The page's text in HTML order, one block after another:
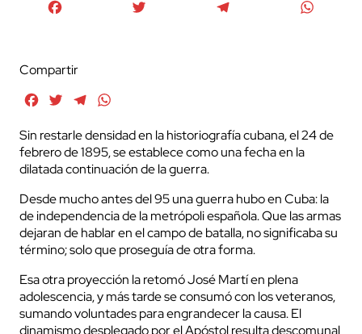
Compartir
FacebookTwitterTelegram
Sin restarle densidad en la historiografía cubana, el 24 de
febrero de 1895, se establece como una fecha en la
dilatada continuación de la guerra.
Desde mucho antes del 95 una guerra hubo en Cuba: la
de independencia de la metrópoli española. Que las armas
dejaran de hablar en el campo de batalla, no significaba su
término; solo que proseguía de otra forma.
Esa otra proyección la retomó José Martí en plena
adolescencia, y más tarde se consumó con los veteranos,
sumando voluntades para engrandecer la causa. El
dinamismo desplegado por el Apóstol resulta descomunal